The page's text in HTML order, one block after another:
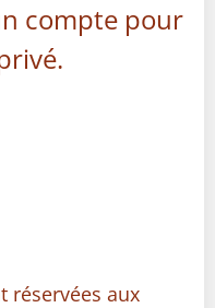
compte pour
réservées aux